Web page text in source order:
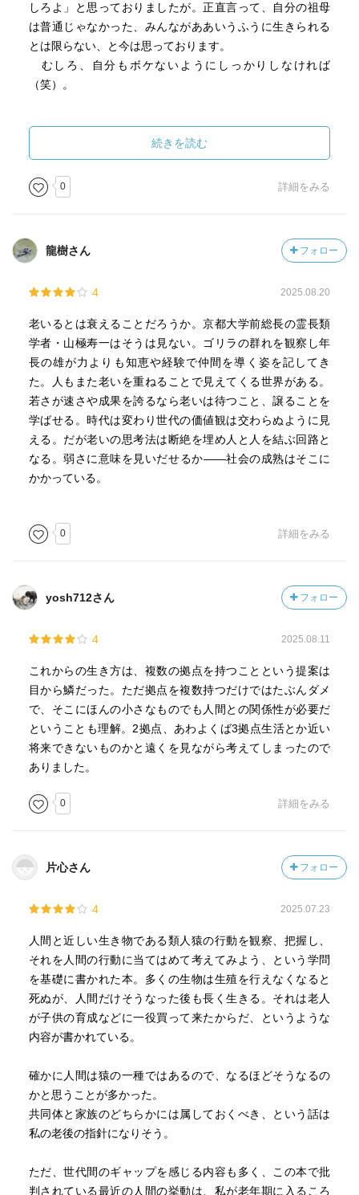
識）ではなく、マナーやエチケット、心の持ち方といった
身体知である「知恵」こそが、高齢者から次の世代への贈
り物となる。
・見返りを求めずに奉仕し合う家族と、ギブアンドテイク
が原則の共同体は編成原理がまったく異なり、本来はぶつ
られるようになって両立できたが、功利性から一歩引いて
全体を俯瞰し、調整力、仲介力のある高齢者の存在が大き
い。
なものを媒介にしないと、子どもの知的好奇心の発露とし
ての学びの場は発動することはないし、互いの協働作業も
値を豊富に持ち、時間もある高齢者が一緒に考える役割は
大きい。
・動物の社会では性交渉はオスとメスを結びつけないの
で、男女を結びつけておくファクターとして、性はとても
弱い。むしろ互いを思う共感力が、人間の家族と共同体を
成立させてきたことを忘れてはいけない。
（忘れがたきもの）
・老年期の大きな楽しみの１つは、身体に眠っていた過去
の記憶との再会ではないか。人生のなかでの幸福な出会い
された”過去との出会い直し”では。
・生命にとって、老いは治すものではなく、共存するも
の。老人には、世の中を祝福したり、楽しさや笑いをもた
ての美しさがある。老いを忌避することなく、人生後半戦
において、いかに美しく老いるかを考えないといけない。
・限られた時間軸の中で死をとらえるからこそ、人は生き
る意味を考える。無限にやり直せるなら、いつまでに何を
達成しないといけないという必要は何もなく、時間軸の中
で、ゴールに向かって流れとして意味のある物語を作る必
要がない。
自然の時間にゆっくりと身を委ね、効率とは無縁の生命の
り、美しい時間が未来から流れ込んでくる。
しろよ」と思っておりましたが。正直言って、自分の祖母
は普通じゃなかった、みんながああいうふうに生きられる
とは限らない、と今は思っております。
むしろ、自分もボケないようにしっかりしなければ
（笑）。
続きを読む
0 詳細をみる
龍樹さん フォロー
4 2025.08.20
老いるとは衰えることだろうか。京都大学前総長の霊長類
学者・山極寿一はそうは見ない。ゴリラの群れを観察し年
長の雄が力よりも知恵や経験で仲間を導く姿を記してき
た。人もまた老いを重ねることで見えてくる世界がある。
若さが速さや成果を誇るなら老いは待つこと、譲ることを
学ばせる。時代は変わり世代の価値観は交わらぬように見
える。だが老いの思考法は断絶を埋め人と人を結ぶ回路と
なる。弱さに意味を見いだせるか――社会の成熟はそこに
かかっている。
0 詳細をみる
yosh712さん フォロー
4 2025.08.11
これからの生き方は、複数の拠点を持つことという提案は
目から鱗だった。ただ拠点を複数持つだけではたぶんダメ
で、そこにほんの小さなものでも人間との関係性が必要だ
ということも理解。2拠点、あわよくば3拠点生活とか近い
将来できないものかと遠くを見ながら考えてしまったので
ありました。
0 詳細をみる
片心さん フォロー
4 2025.07.23
人間と近しい生き物である類人猿の行動を観察、把握し、
それを人間の行動に当てはめて考えてみよう、という学問
を基礎に書かれた本。多くの生物は生殖を行えなくなると
死ぬが、人間だけそうなった後も長く生きる。それは老人
が子供の育成などに一役買って来たからだ、というような
内容が書かれている。
確かに人間は猿の一種ではあるので、なるほどそうなるの
かと思うことが多かった。
共同体と家族のどちらかには属しておくべき、という話は
私の老後の指針になりそう。
ただ、世代間のギャップを感じる内容も多く、この本で批
判されている最近の人間の挙動は、私が老年期に入るころ